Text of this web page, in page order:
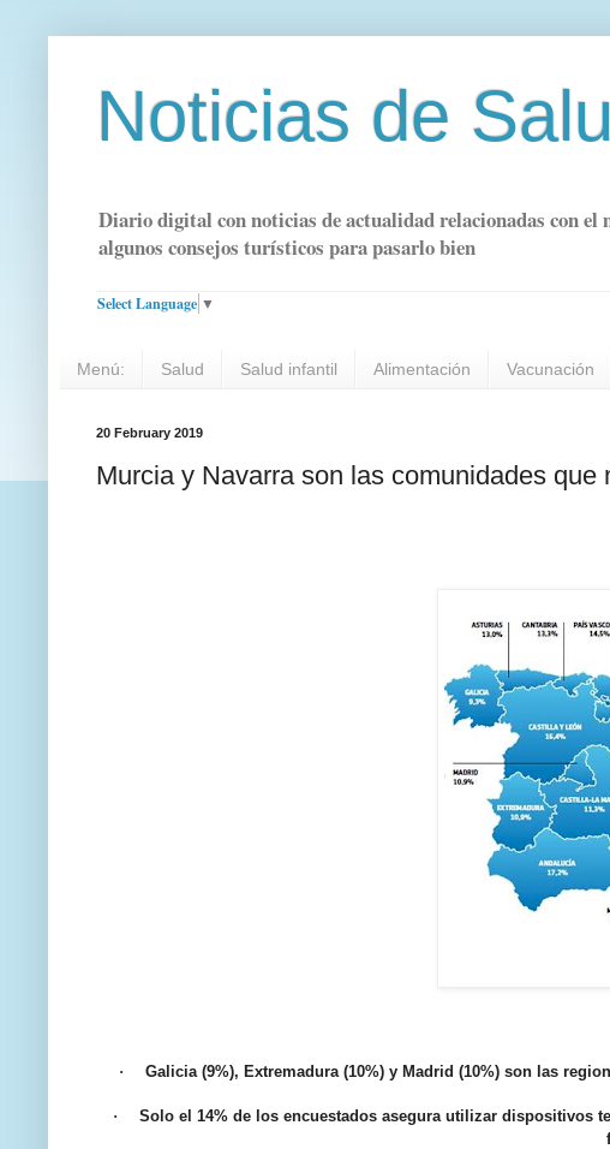
Noticias de
Diario digital con noticias de actualidad relacionadas con el
algunos consejos turísticos para pasarlo bien
Select Language ▼
Menú: Salud Salud infantil Alimentación Vacunación
20 February 2019
Murcia y Navarra son las comunidades
· Galicia (9%), Extremadura (10%) y Madrid (10%) son las
·
Solo el 14% de los encuestados asegura utilizar dispositivos